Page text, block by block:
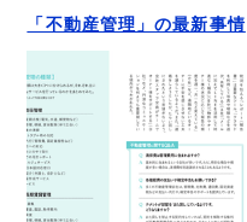
「不動産管理」の最新事情